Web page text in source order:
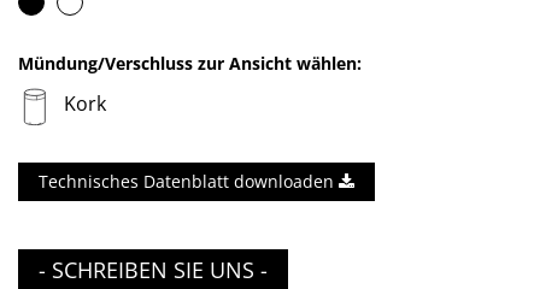
Mündung/Verschluss zur Ansicht wählen:
Kork
Technisches Datenblatt downloaden
- SCHREIBEN SIE UNS -